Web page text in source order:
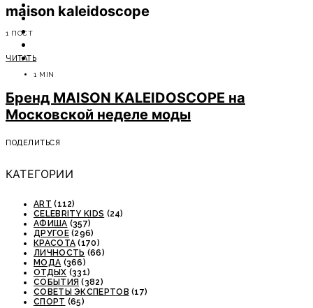
КРАСОТА
МОДА
СОВЕТЫ ЭКСПЕРТОВ
maison kaleidoscope
1 ПОСТ
ЧИТАТЬ
1 MIN
Бренд MAISON KALEIDOSCOPE на
Московской неделе моды
ПОДЕЛИТЬСЯ
КАТЕГОРИИ
ART (112)
CELEBRITY KIDS (24)
АФИША (357)
ДРУГОЕ(296)
КРАСОТА (170)
ЛИЧНОСТЬ (66)
МОДА (366)
ОТДЫХ (331)
СОБЫТИЯ (382)
СОВЕТЫ ЭКСПЕРТОВ (17)
СПОРТ (65)